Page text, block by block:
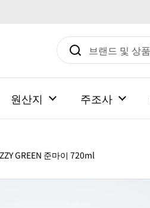
원산지 주조사
GREEN 준마이 720ml